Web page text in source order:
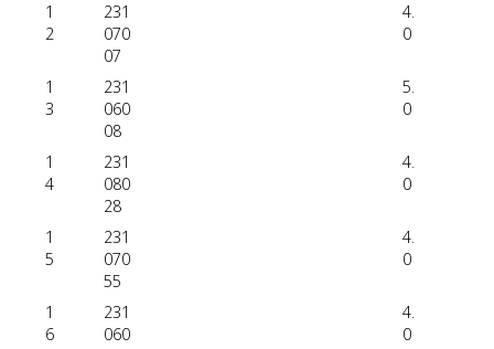
1
2
231
070
07
4.
0
1
3
231
060
08
5.
0
1
4
231
080
28
4.
0
1
5
231
070
55
4.
0
1
6
231
060
4.
0